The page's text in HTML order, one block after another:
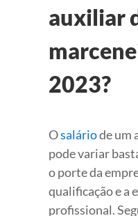
auxiliar
2023?
Osaláriode um
pode variar
o porte da
qualificação e a
profissional.